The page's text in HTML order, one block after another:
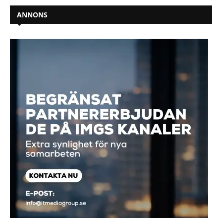
ANNONS